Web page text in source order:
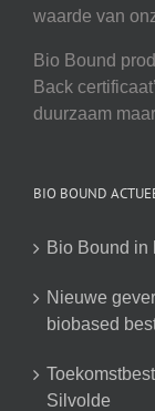
waarde van
Bio Bound
Back
duurzaam
BIO BOUND
Bio Bound in
Nieuwe
biobased
Silvolde